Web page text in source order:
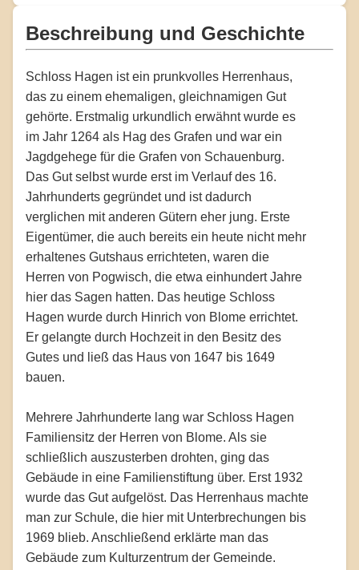
Beschreibung und Geschichte
Schloss Hagen ist ein prunkvolles Herrenhaus,
das zu einem ehemaligen, gleichnamigen Gut
gehörte. Erstmalig urkundlich erwähnt wurde es
im Jahr 1264 als Hag des Grafen und war ein
Jagdgehege für die Grafen von Schauenburg.
Das Gut selbst wurde erst im Verlauf des 16.
Jahrhunderts gegründet und ist dadurch
verglichen mit anderen Gütern eher jung. Erste
Eigentümer, die auch bereits ein heute nicht mehr
erhaltenes Gutshaus errichteten, waren die
Herren von Pogwisch, die etwa einhundert Jahre
hier das Sagen hatten. Das heutige Schloss
Hagen wurde durch Hinrich von Blome errichtet.
Er gelangte durch Hochzeit in den Besitz des
Gutes und ließ das Haus von 1647 bis 1649
bauen.
Mehrere Jahrhunderte lang war Schloss Hagen
Familiensitz der Herren von Blome. Als sie
schließlich auszusterben drohten, ging das
Gebäude in eine Familienstiftung über. Erst 1932
wurde das Gut aufgelöst. Das Herrenhaus machte
man zur Schule, die hier mit Unterbrechungen bis
1969 blieb. Anschließend erklärte man das
Gebäude zum Kulturzentrum der Gemeinde.